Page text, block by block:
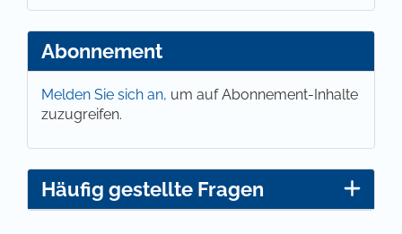
Abonnement
Melden Sie sich an, um auf Abonnement-Inhalte
zuzugreifen.
Häufig gestellte Fragen